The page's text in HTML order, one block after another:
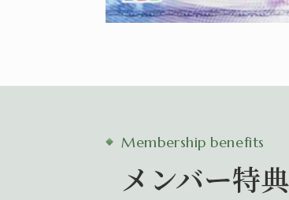
Membership benefits
メンバー特典